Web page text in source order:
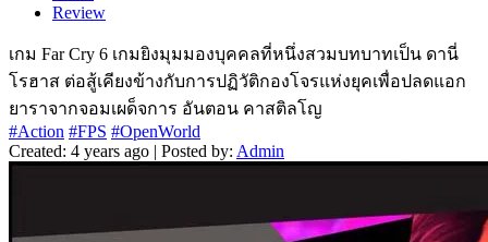
Review
เกม Far Cry 6 เกมยิงมุมมองบุคคลที่หนึ่งสวมบทบาทเป็น ดานี่
โรฮาส ต่อสู้เคียงข้างกับการปฏิวัติกองโจรแห่งยุคเพื่อปลดแอก
ยาราจากจอมเผด็จการ อันตอน คาสติลโญ
#Action #FPS #OpenWorld
Created: 4 years ago | Posted by: Admin